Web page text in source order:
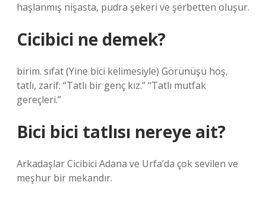
haşlanmış nişasta, pudra şekeri ve şerbetten oluşur.
Cicibici ne demek?
birim. sıfat (Yine bici kelimesiyle) Görünüşü hoş,
tatlı, zarif: “Tatlı bir genç kız.” “Tatlı mutfak
gereçleri.”
Bici bici tatlısı nereye ait?
Arkadaşlar Cicibici Adana ve Urfa’da çok sevilen ve
meşhur bir mekandır.